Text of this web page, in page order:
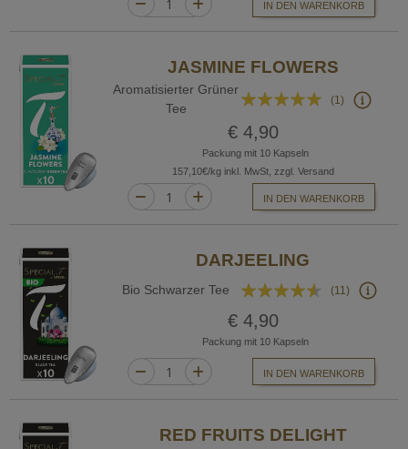
IN DEN WARENKORB
JASMINE FLOWERS
Aromatisierter Grüner
Tee
Bewertung:
(1)
€ 4,90
Packung mit 10 Kapseln
157,10€/kg inkl. MwSt, zzgl. Versand
IN DEN WARENKORB
DARJEELING
Bio Schwarzer Tee
Bewertung:
87%
(11)
€ 4,90
Packung mit 10 Kapseln
IN DEN WARENKORB
RED FRUITS DELIGHT